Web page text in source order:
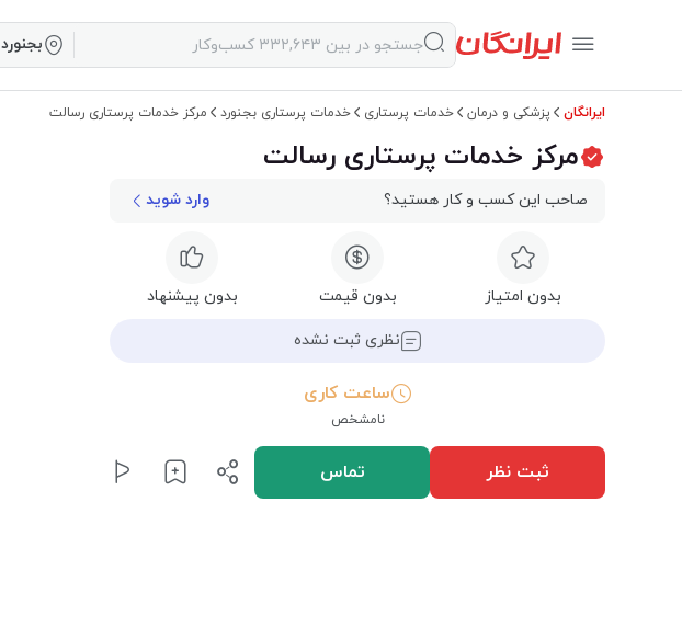
بجنورد
ایرانگان پزشکی و درمان خدمات پرستاری خدمات پرستاری بجنورد مرکز خدمات پرستاری رسالت
مرکز خدمات پرستاری رسالت
صاحب این کسب و کار هستید؟ وارد شوید
بدون امتیاز بدون قیمت بدون پیشنهاد
نظری ثبت نشده
ساعت کاری
نامشخص
ثبت نظر تماس